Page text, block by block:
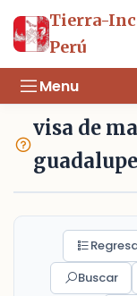
Tierra-
Perú
Menu
visa de
guadalupe
Buscar